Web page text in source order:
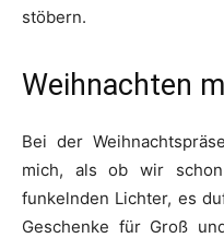
stöbern.
Weihnachten
Bei der
mich, als ob wir schon
funkelnden Lichter, es
Geschenke für Groß